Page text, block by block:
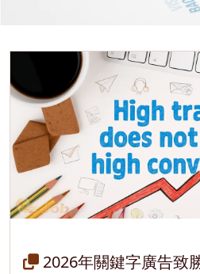
2026年關鍵字廣告致